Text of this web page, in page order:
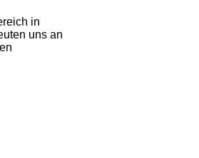
in
uns an